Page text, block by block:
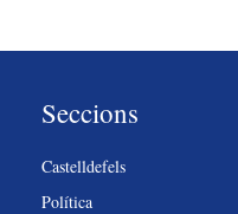
Seccions
Castelldefels
Política